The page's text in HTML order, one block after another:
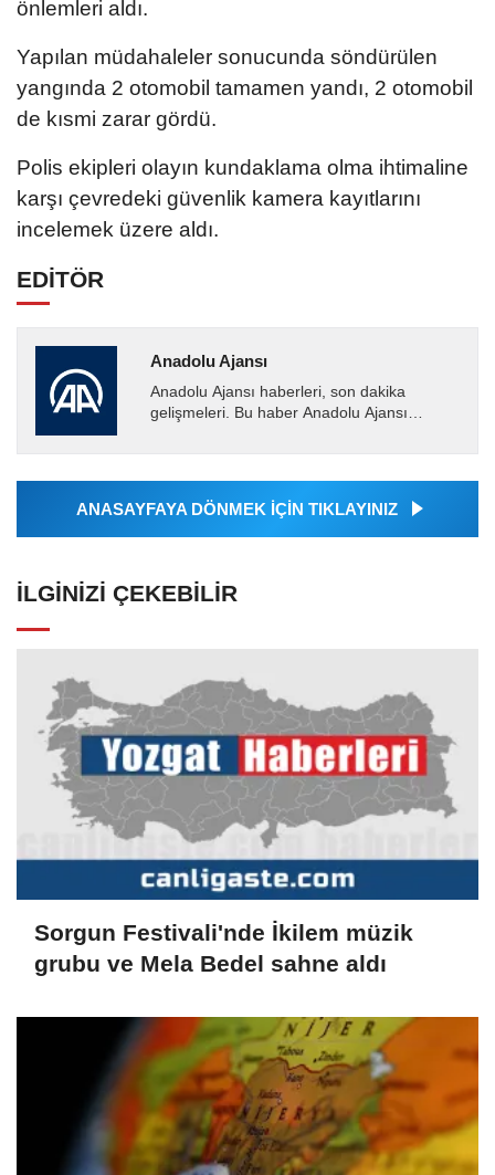
önlemleri aldı.
Yapılan müdahaleler sonucunda söndürülen
yangında 2 otomobil tamamen yandı, 2 otomobil
de kısmi zarar gördü.
Polis ekipleri olayın kundaklama olma ihtimaline
karşı çevredeki güvenlik kamera kayıtlarını
incelemek üzere aldı.
EDİTÖR
Anadolu Ajansı
Anadolu Ajansı haberleri, son dakika
gelişmeleri. Bu haber Anadolu Ajansı
tarafından geçilen tüm...
ANASAYFAYA DÖNMEK İÇİN TIKLAYINIZ
İLGINIZI ÇEKEBILIR
Sorgun Festivali'nde İkilem müzik
grubu ve Mela Bedel sahne aldı